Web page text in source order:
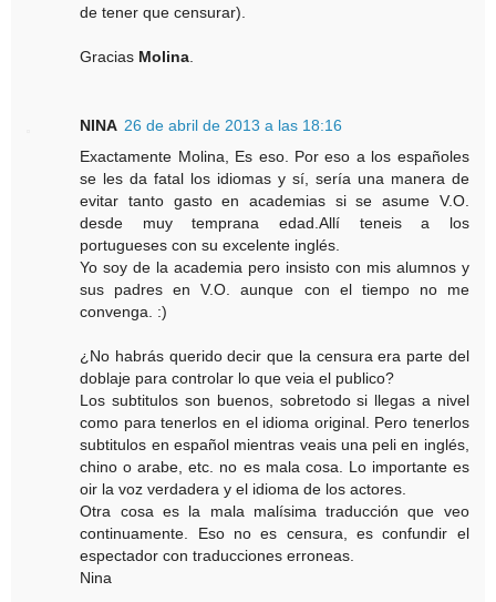
de tener que censurar).
Gracias Molina
NINA 26 de abril de 2013 a las 18:16
Exactamente Molina, Es eso. Por eso a los españoles
se les da fatal los idiomas y sí, sería una manera de
evitar tanto gasto en academias si se asume V.O.
desde muy temprana edad.Allí teneis a los
portugueses con su excelente inglés.
Yo soy de la academia pero insisto con mis alumnos y
sus padres en V.O. aunque con el tiempo no me
convenga. :)
¿No habrás querido decir que la censura era parte del
doblaje para controlar lo que veia el publico?
Los subtitulos son buenos, sobretodo si llegas a nivel
como para tenerlos en el idioma original. Pero tenerlos
subtitulos en español mientras veais una peli en inglés,
chino o arabe, etc. no es mala cosa. Lo importante es
oir la voz verdadera y el idioma de los actores.
Otra cosa es la mala malísima traducción que veo
continuamente. Eso no es censura, es confundir el
espectador con traducciones erroneas.
Nina